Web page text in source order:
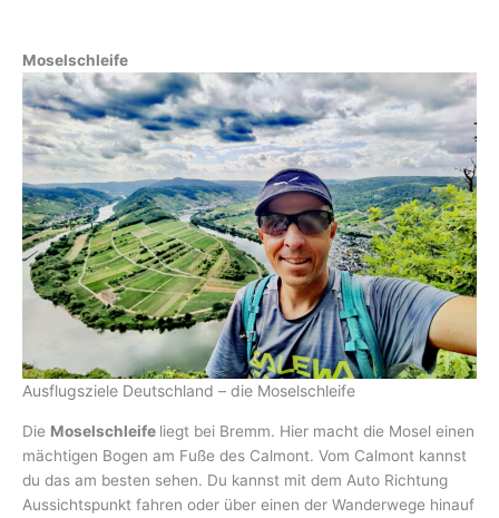
Moselschleife
Ausflugsziele Deutschland – die Moselschleife
Die Moselschleife liegt bei Bremm. Hier macht die Mosel einen
mächtigen Bogen am Fuße des Calmont. Vom Calmont kannst
du das am besten sehen. Du kannst mit dem Auto Richtung
Aussichtspunkt fahren oder über einen der Wanderwege hinauf